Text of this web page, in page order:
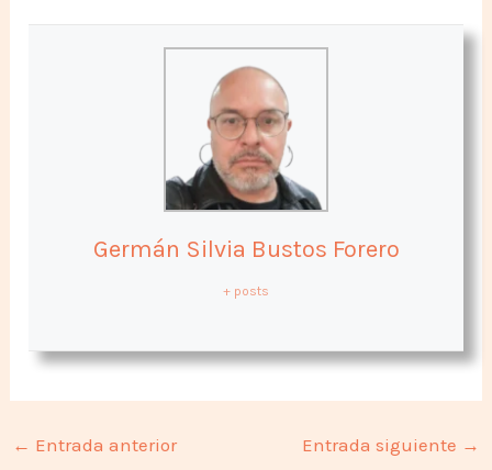
Germán Silvia Bustos Forero
+ posts
← Entrada anterior Entrada siguiente →